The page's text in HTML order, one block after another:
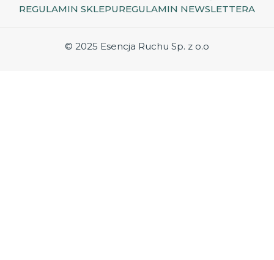
REGULAMIN SKLEPUREGULAMIN NEWSLETTERA
© 2025 Esencja Ruchu Sp. z o.o